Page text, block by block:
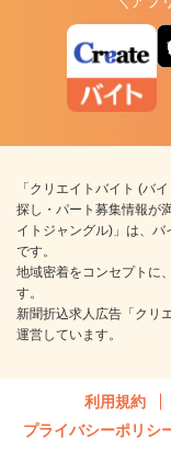
「クリエイトバイト (バ
探し・パート募集情報が
イトジャングル)」は、バ
です。
地域密着をコンセプトに
す。
新聞折込求人広告「クリ
運営しています。
利用規約
プライバシーポリシ